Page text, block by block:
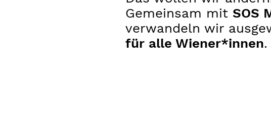
Gemeinsam mit SOS
verwandeln wir
für alle Wiener*innen.